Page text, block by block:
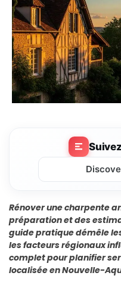
Suivez
Rénover une charpente
préparation et des
guide pratique démêle
les facteurs régionaux
complet pour planifier
localisée en Nouvelle-